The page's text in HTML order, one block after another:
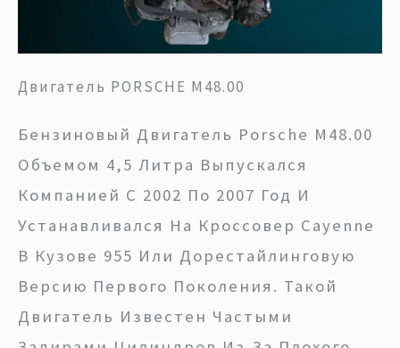
Двигатель PORSCHE M48.00
Бензиновый Двигатель Porsche M48.00
Объемом 4,5 Литра Выпускался
Компанией С 2002 По 2007 Год И
Устанавливался На Кроссовер Cayenne
В Кузове 955 Или Дорестайлинговую
Версию Первого Поколения. Такой
Двигатель Известен Частыми